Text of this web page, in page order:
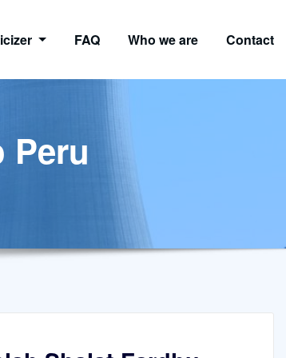
FAQ Who we are Contact
Peru